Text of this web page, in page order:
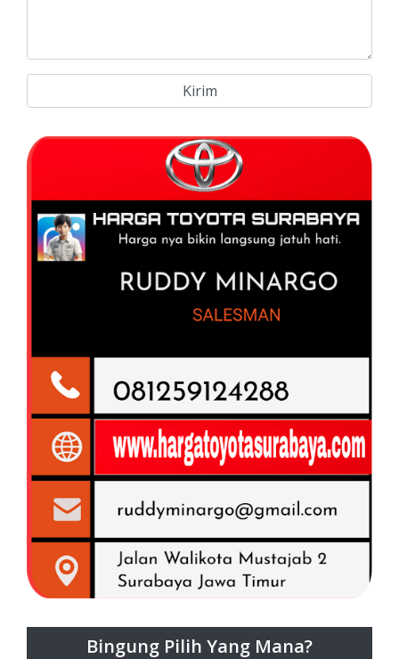
Bingung Pilih Yang Mana?